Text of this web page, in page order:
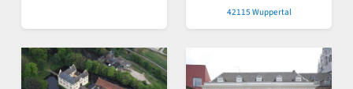
42115 Wuppertal